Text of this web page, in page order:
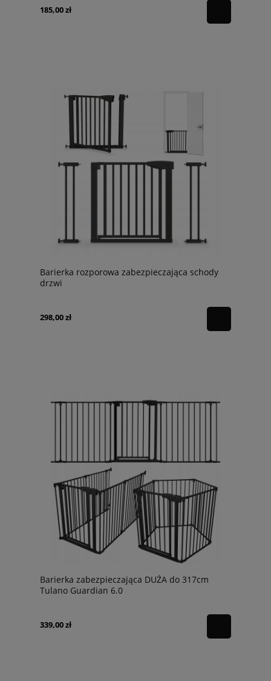
185,00 zł
Barierka rozporowa zabezpieczająca schody
drzwi
298,00 zł
Barierka zabezpieczająca DUŻA do 317cm
Tulano Guardian 6.0
339,00 zł